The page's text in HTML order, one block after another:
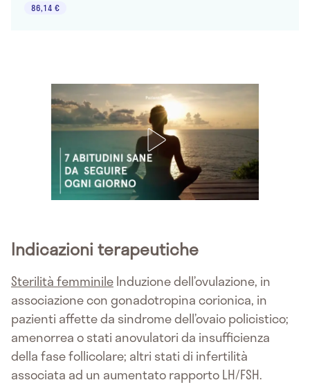
86,14 €
Indicazioni terapeutiche
Sterilità femminileInduzione dell’ovulazione, in
associazione con gonadotropina corionica, in
pazienti affette da sindrome dell’ovaio policistico;
amenorrea o stati anovulatori da insufficienza
della fase follicolare; altri stati di infertilità
associata ad un aumentato rapporto LH/FSH.